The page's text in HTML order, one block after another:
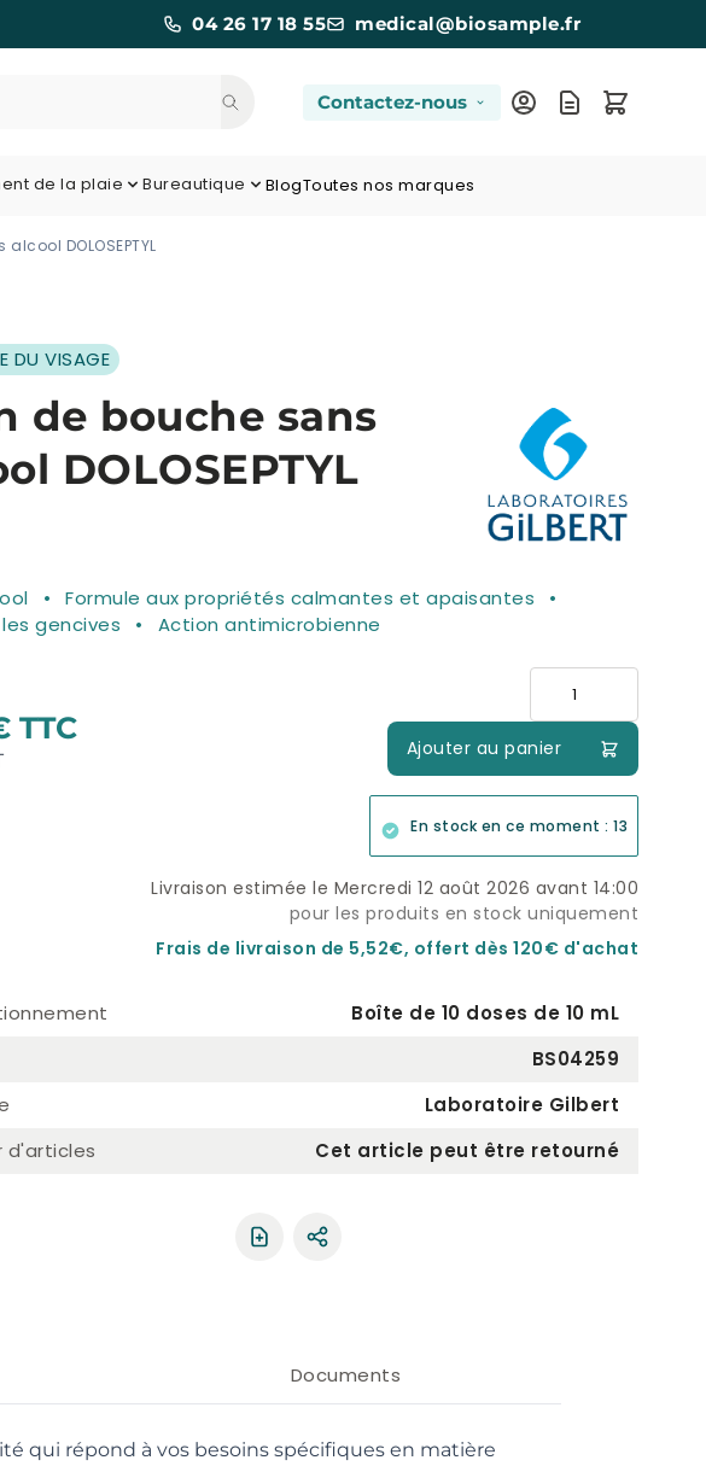
04 26 17 18 55
medical@biosample.fr
Contactez-nous
de la plaie Bureautique BlogToutes nos marques
DOLOSEPTYL
DU VISAGE
de bouche sans
DOLOSEPTYL
Formule aux propriétés calmantes et apaisantes
gencives
Action antimicrobienne
Ajouter au panier
En stock en ce moment : 13
Livraison estimée le Mercredi 12 août 2026 avant 14:00
pour les produits en stock uniquement
Frais de livraison de 5,52€, offert dès 120€ d'achat
Boîte de 10 doses de 10 mL
BS04259
Laboratoire Gilbert
d'articles
Cet article peut être retourné
Partager le produit
Documents
qui répond à vos besoins spécifiques en matière